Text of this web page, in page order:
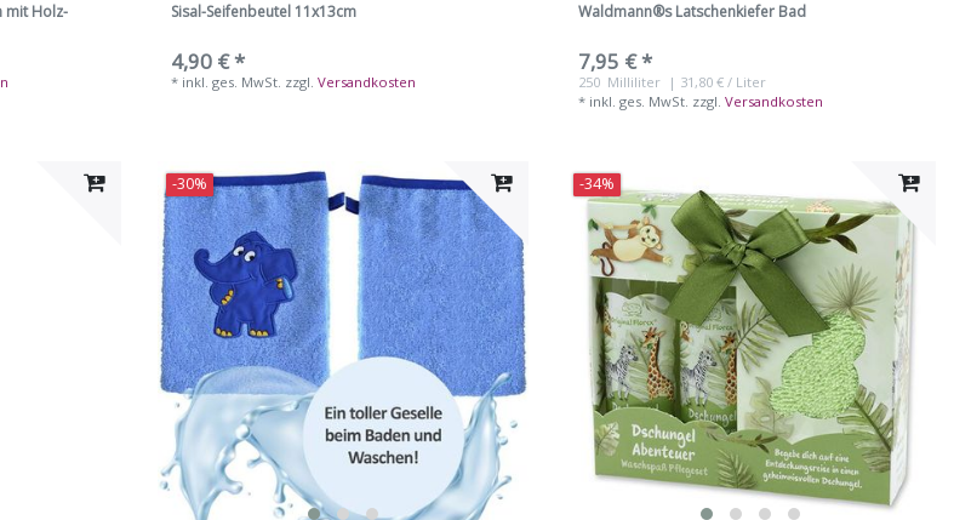
mit Holz- Sisal-Seifenbeutel 11x13cm
4,90 € *
* inkl. ges. MwSt. zzgl.Versandkosten
Waldmann®s Latschenkiefer Bad
7,95 € *
250 Milliliter | 31,80 € / Liter
* inkl. ges. MwSt. zzgl.Versandkosten
-30% -34%